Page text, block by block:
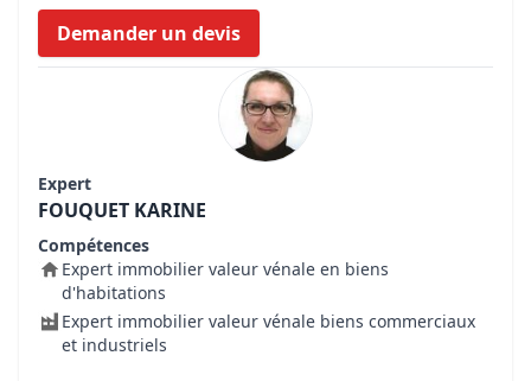
Demander un devis
Expert
FOUQUET KARINE
Compétences
Expert immobilier valeur vénale en biens
d'habitations
Expert immobilier valeur vénale biens commerciaux
et industriels